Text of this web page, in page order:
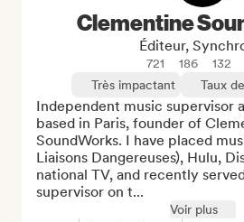
Clementine
Éditeur,
721 186 132
Très impactant
Taux
Independent music supervisor
based in Paris, founder of
SoundWorks. I have placed
Liaisons Dangereuses), Hulu,
national TV, and recently
supervisor on t...
Voir plus